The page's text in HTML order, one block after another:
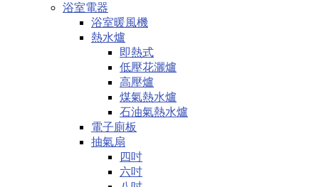
浴室電器
浴室暖風機
熱水爐
即熱式
低壓花灑爐
高壓爐
煤氣熱水爐
石油氣熱水爐
電子廁板
抽氣扇
四吋
六吋